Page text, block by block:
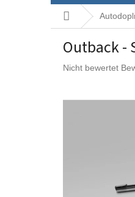
Startseite
Outback -
Die
ist
Nicht bewertet